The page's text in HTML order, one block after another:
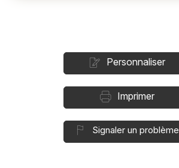
Personnaliser
Imprimer
Signaler un problème